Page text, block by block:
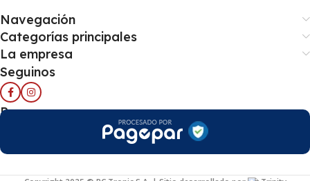
Navegación
Categorías principales
La empresa
Seguinos
Pago seguro